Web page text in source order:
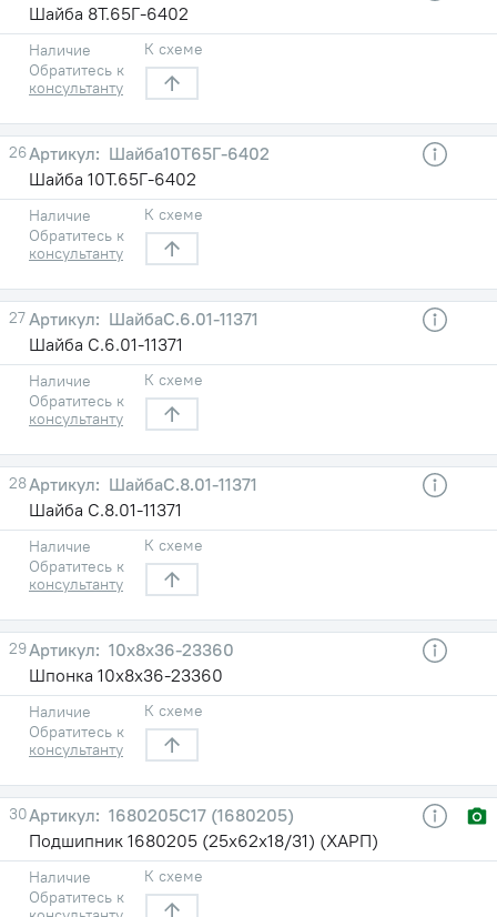
Шайба 8Т.65Г-6402
Наличие
Обратитесь к
консультанту
К схеме
26
Шайба10Т65Г-6402
Шайба 10Т.65Г-6402
Наличие
Обратитесь к
консультанту
К схеме
27
ШайбаС.6.01-11371
Шайба С.6.01-11371
Наличие
Обратитесь к
консультанту
К схеме
28
ШайбаС.8.01-11371
Шайба С.8.01-11371
Наличие
Обратитесь к
консультанту
К схеме
29
10х8х36-23360
Шпонка 10х8х36-23360
Наличие
Обратитесь к
консультанту
К схеме
30
1680205С17 (1680205)
Подшипник 1680205 (25х62х18/31) (ХАРП)
Наличие
Обратитесь к
К схеме